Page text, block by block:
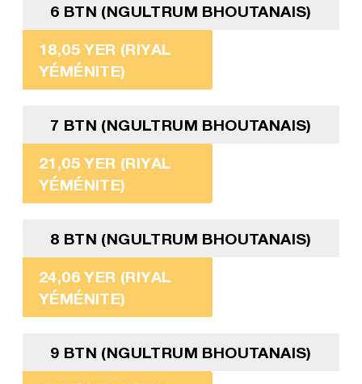
6 BTN (NGULTRUM BHOUTANAIS)
18,05 YER (RIYAL
YÉMÉNITE)
7 BTN (NGULTRUM BHOUTANAIS)
21,05 YER (RIYAL
YÉMÉNITE)
8 BTN (NGULTRUM BHOUTANAIS)
24,06 YER (RIYAL
YÉMÉNITE)
9 BTN (NGULTRUM BHOUTANAIS)